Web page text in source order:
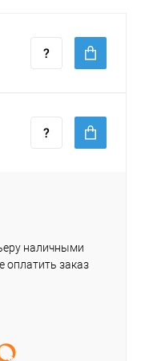
наличными
оплатить заказ